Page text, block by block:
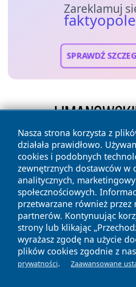
Zareklamuj
SPRAWDŹ
Nasza strona korzysta z
działała prawidłowo.
cookies i podobnych
zewnętrznych dostawców w
analitycznych,
społecznościowych.
przetwarzane również przez
partnerów. Kontynuując
strony lub klikając
wyrażasz zgodę na użycie
plików cookies zgodnie z
prywatności. Zaawansowane
Copyright © 2026 faktyopole.pl
News Autorzy
Polityka
Prywatności